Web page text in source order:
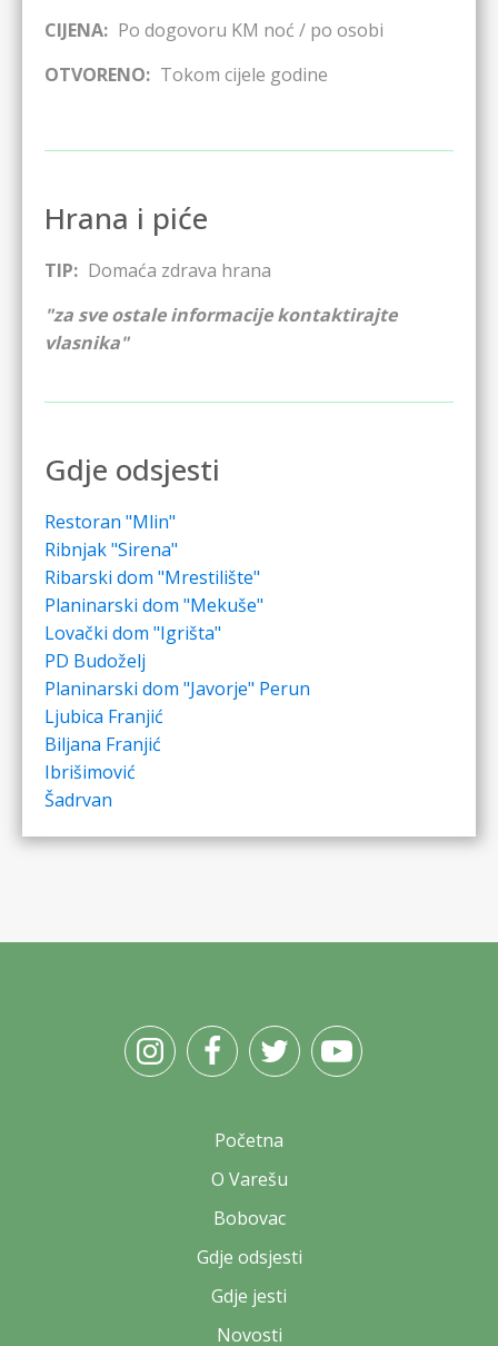
CIJENA: Po dogovoru KM noć / po osobi
OTVORENO: Tokom cijele godine
Hrana i piće
TIP: Domaća zdrava hrana
"za sve ostale informacije kontaktirajte
vlasnika"
Gdje odsjesti
Restoran "Mlin"
Ribnjak "Sirena"
Ribarski dom "Mrestilište"
Planinarski dom "Mekuše"
Lovački dom "Igrišta"
PD Budoželj
Planinarski dom "Javorje" Perun
Ljubica Franjić
Biljana Franjić
Ibrišimović
Šadrvan
Početna
O Varešu
Bobovac
Gdje odsjesti
Gdje jesti
Novosti